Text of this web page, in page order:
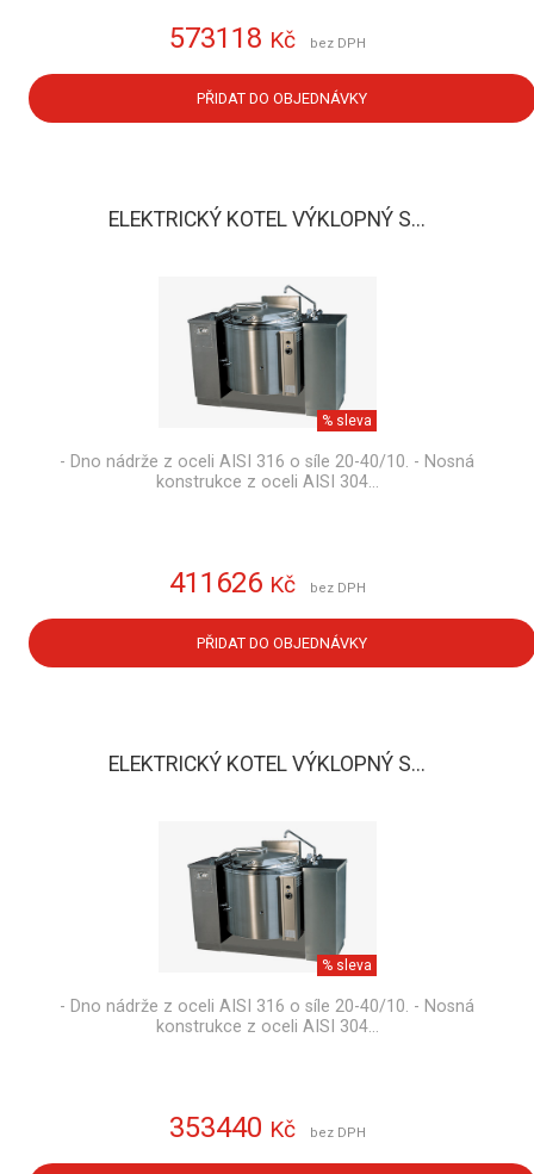
573118 Kč bez DPH
PŘIDAT DO OBJEDNÁVKY
ELEKTRICKÝ KOTEL VÝKLOPNÝ S...
% sleva
- Dno nádrže z oceli AISI 316 o síle 20-40/10. - Nosná
konstrukce z oceli AISI 304…
411626 Kč bez DPH
PŘIDAT DO OBJEDNÁVKY
ELEKTRICKÝ KOTEL VÝKLOPNÝ S...
% sleva
- Dno nádrže z oceli AISI 316 o síle 20-40/10. - Nosná
konstrukce z oceli AISI 304…
353440 Kč bez DPH